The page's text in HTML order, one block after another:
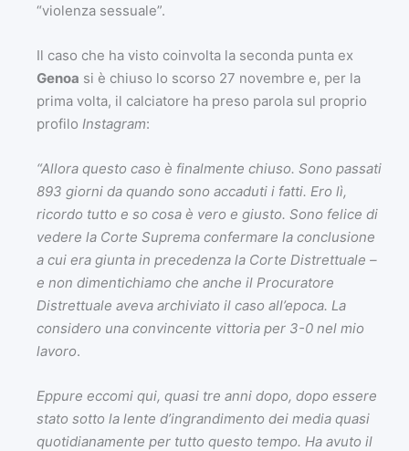
“violenza sessuale”.
Il caso che ha visto coinvolta la seconda punta ex
Genoa si è chiuso lo scorso 27 novembre e, per la
prima volta, il calciatore ha preso parola sul proprio
profilo Instagram:
“Allora questo caso è finalmente chiuso. Sono passati
893 giorni da quando sono accaduti i fatti. Ero lì,
ricordo tutto e so cosa è vero e giusto. Sono felice di
vedere la Corte Suprema confermare la conclusione
a cui era giunta in precedenza la Corte Distrettuale –
e non dimentichiamo che anche il Procuratore
Distrettuale aveva archiviato il caso all’epoca. La
considero una convincente vittoria per 3-0 nel mio
lavoro.
Eppure eccomi qui, quasi tre anni dopo, dopo essere
stato sotto la lente d’ingrandimento dei media quasi
quotidianamente per tutto questo tempo. Ha avuto il